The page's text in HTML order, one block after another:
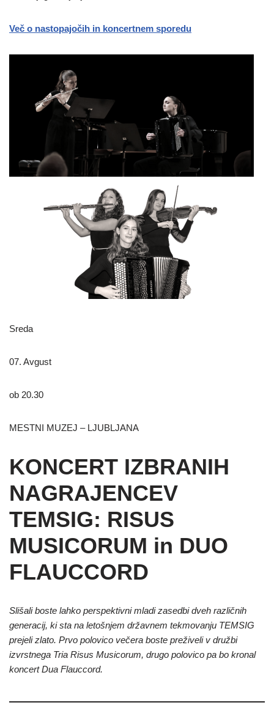
Več o nastopajočih in koncertnem sporedu
Sreda
07. Avgust
ob 20.30
MESTNI MUZEJ – LJUBLJANA
KONCERT IZBRANIH
NAGRAJENCEV
TEMSIG: RISUS
MUSICORUM in DUO
FLAUCCORD
Slišali boste lahko perspektivni mladi zasedbi dveh različnih
generacij, ki sta na letošnjem državnem tekmovanju TEMSIG
prejeli zlato. Prvo polovico večera boste preživeli v družbi
izvrstnega Tria Risus Musicorum, drugo polovico pa bo kronal
koncert Dua Flauccord.